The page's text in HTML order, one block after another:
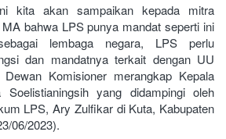
kita akan sampaikan kepada mitra
bahwa LPS punya mandat seperti ini
lembaga negara, LPS perlu
dan mandatnya terkait dengan UU
Komisioner merangkap Kepala
yang didampingi oleh
LPS, Ary Zulfikar di Kuta, Kabupaten
06/2023).